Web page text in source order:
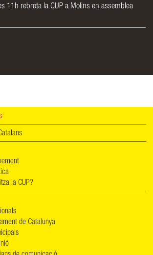
11h rebrota la CUP a Molins en assemblea
la CUP?
de Catalunya